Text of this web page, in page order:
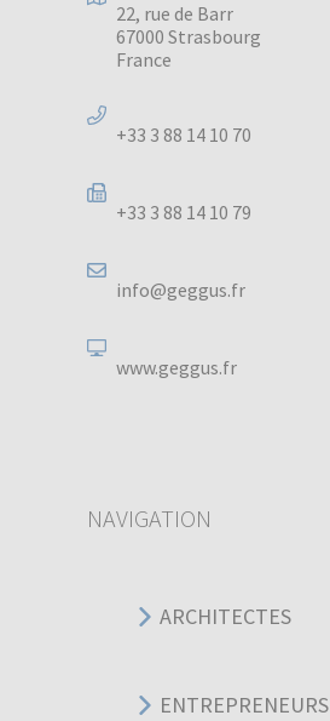
22, rue de Barr
67000 Strasbourg
France
+33 3 88 14 10 70
+33 3 88 14 10 79
info@geggus.fr
www.geggus.fr
NAVIGATION
ARCHITECTES
ENTREPRENEURS